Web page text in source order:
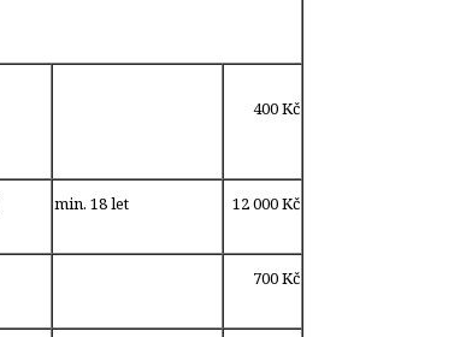
400 Kč
min. 18 let 12 000 Kč
700 Kč